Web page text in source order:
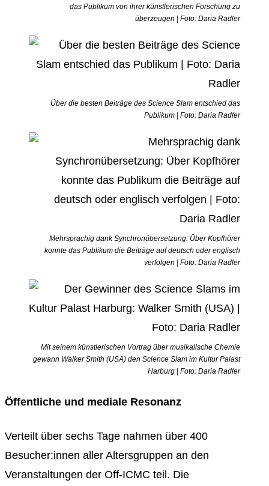
das Publikum von ihrer künstlerischen Forschung zu
überzeugen | Foto: Daria Radler
Über die besten Beiträge des Science Slam entschied das
Publikum | Foto: Daria Radler
Mehrsprachig dank Synchronübersetzung: Über Kopfhörer
konnte das Publikum die Beiträge auf deutsch oder englisch
verfolgen | Foto: Daria Radler
Mit seinem künstlerischen Vortrag über musikalische Chemie
gewann Walker Smith (USA) den Science Slam im Kultur Palast
Harburg | Foto: Daria Radler
Öffentliche und mediale Resonanz
Verteilt über sechs Tage nahmen über 400
Besucher:innen aller Altersgruppen an den
Veranstaltungen der Off-ICMC teil. Die